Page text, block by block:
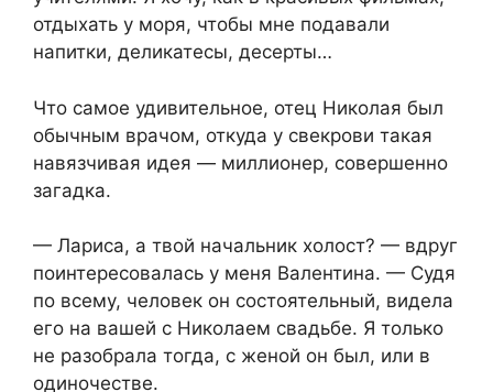
отдыхать у моря, чтобы мне подавали
напитки, деликатесы, десерты…
Что самое удивительное, отец Николая был
обычным врачом, откуда у свекрови такая
навязчивая идея — миллионер, совершенно
загадка.
— Лариса, а твой начальник холост? — вдруг
поинтересовалась у меня Валентина. — Судя
по всему, человек он состоятельный, видела
его на вашей с Николаем свадьбе. Я только
не разобрала тогда, с женой он был, или в
одиночестве.